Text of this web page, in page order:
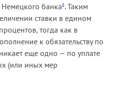
банка8. Таким
ставки в едином
тогда как в
к обязательству по
еще одно — по уплате
(или иных мер